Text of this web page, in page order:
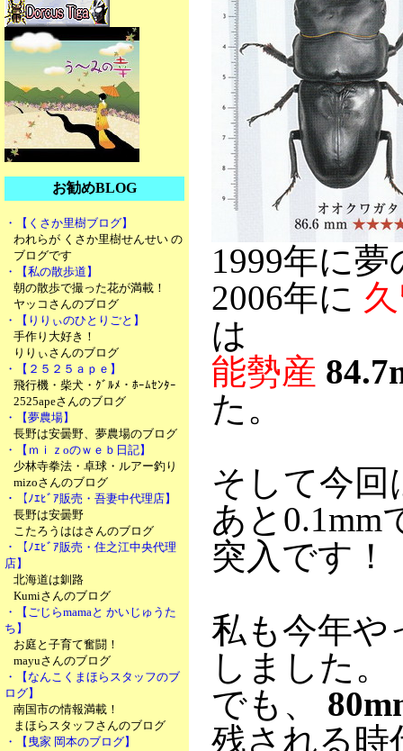
お勧めBLOG
・【くさか里樹ブログ】
われらが くさか里樹せんせい の
ブログです
・【私の散歩道】
朝の散歩で撮った花が満載！
ヤッコさんのブログ
・【りりぃのひとりごと】
手作り大好き！
りりぃさんのブログ
・【２５２５ａｐｅ】
飛行機・柴犬・ｸﾞﾙﾒ・ﾎｰﾑｾﾝﾀｰ
2525apeさんのブログ
・【夢農場】
長野は安曇野、夢農場のブログ
・【ｍｉｚoのｗｅｂ日記】
少林寺拳法・卓球・ルアー釣り
mizoさんのブログ
・【ﾉｴﾋﾞｱ販売・吾妻中代理店】
長野は安曇野
こたろうははさんのブログ
・【ﾉｴﾋﾞｱ販売・住之江中央代理
店】
北海道は釧路
Kumiさんのブログ
・【ごじらmamaと かいじゅうた
ち】
お庭と子育て奮闘！
mayuさんのブログ
・【なんこくまほらスタッフのブ
ログ】
南国市の情報満載！
まほらスタッフさんのブログ
・【曳家 岡本のブログ】
1999年に
2006年に
は
能勢産
た。
そして今
あと0.1mm
突入です！
私も今年
しました。
でも、
残される時